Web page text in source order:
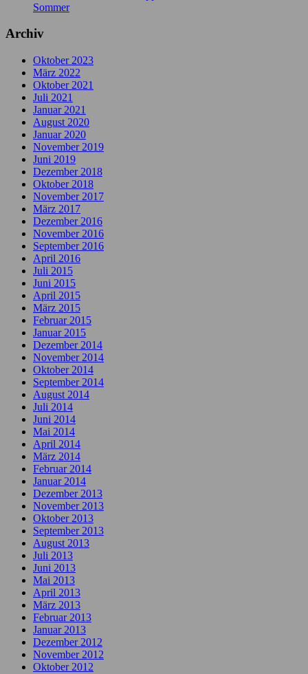
Sommer
Archiv
Oktober 2023
März 2022
Oktober 2021
Juli 2021
Januar 2021
August 2020
Januar 2020
November 2019
Juni 2019
Dezember 2018
Oktober 2018
November 2017
März 2017
Dezember 2016
November 2016
September 2016
April 2016
Juli 2015
Juni 2015
April 2015
März 2015
Februar 2015
Januar 2015
Dezember 2014
November 2014
Oktober 2014
September 2014
August 2014
Juli 2014
Juni 2014
Mai 2014
April 2014
März 2014
Februar 2014
Januar 2014
Dezember 2013
November 2013
Oktober 2013
September 2013
August 2013
Juli 2013
Juni 2013
Mai 2013
April 2013
März 2013
Februar 2013
Januar 2013
Dezember 2012
November 2012
Oktober 2012